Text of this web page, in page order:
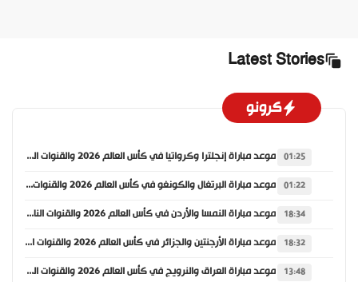
Latest Stories
كرونو
01:25 موعد مباراة إنجلترا وكرواتيا في كأس العالم 2026 والقنوات الناقلة
01:22 موعد مباراة البرتغال والكونغو في كأس العالم 2026 والقنوات الناقلة
18:34 موعد مباراة النمسا والأردن في كأس العالم 2026 والقنوات الناقلة
18:32 موعد مباراة الأرجنتين والجزائر في كأس العالم 2026 والقنوات الناقلة
13:48 موعد مباراة العراق والنرويج في كأس العالم 2026 والقنوات الناقلة